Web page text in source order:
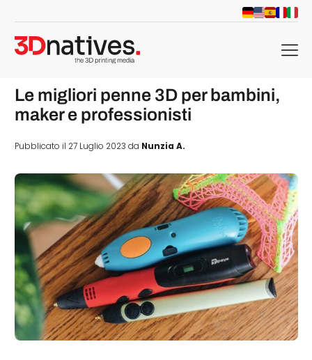
menu
Le migliori penne 3D per bambini,
maker e professionisti
Pubblicato il 27 Luglio 2023 da Nunzia A.